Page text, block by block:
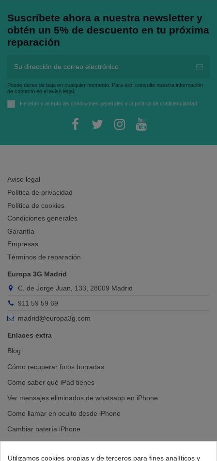
Suscríbete ahora a nuestra newsletter y
obtén un 5% de descuento en tu próxima
reparación
Puede darse de baja en cualquier momento. Para ello, consulte nuestra información
de contacto en el aviso legal.
He leído y acepto las condiciones generales y la política de confidencialidad
Aviso legal
Política de privacidad
Política de cookies
Condiciones generales
Garantía
Empresas
Términos de reparación
Europa 3G Madrid
C. de Jorge Juan, 133, 28009 Madrid
911 59 59 69
madrid@europa3g.com
Enlaces extra
Blog
Cómo recuperar fotos borradas
Cómo saber qué iPad tienes
Ver mensajes eliminados de whatsapp en iPhone
Como llamar en oculto desde iPhone
Cambiar batería iPhone
Utilizamos cookies propias y de terceros para fines analíticos y